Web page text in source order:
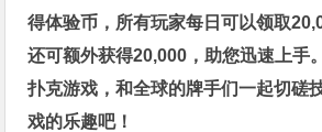
得体验币，所有玩家每日可以领取
还可额外获得20,000，助您迅速上手。
扑克游戏，和全球的牌手们一起切磋
戏的乐趣吧！